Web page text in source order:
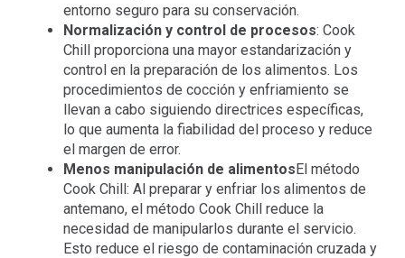
entorno seguro para su conservación.
Normalización y control de procesos: Cook
Chill proporciona una mayor estandarización y
control en la preparación de los alimentos. Los
procedimientos de cocción y enfriamiento se
llevan a cabo siguiendo directrices específicas,
lo que aumenta la fiabilidad del proceso y reduce
el margen de error.
Menos manipulación de alimentosEl método
Cook Chill: Al preparar y enfriar los alimentos de
antemano, el método Cook Chill reduce la
necesidad de manipularlos durante el servicio.
Esto reduce el riesgo de contaminación cruzada y